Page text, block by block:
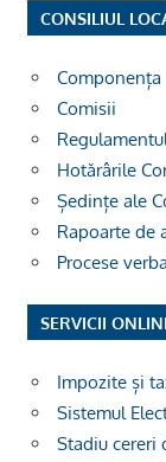
CONSILIUL
Componența
Comisii
Hotărârile
Ședințe ale
Rapoarte de
Procese
SERVICII
Impozite și
Sistemul
Stadiu cereri